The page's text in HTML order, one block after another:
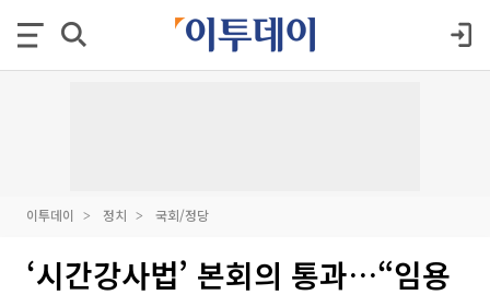
이투데이 정치 국회/정당
‘시간강사법’ 본회의 통과…“임용